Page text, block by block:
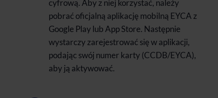
cyfrową. Aby z niej korzystać, należy
pobrać oficjalną aplikację mobilną EYCA z
Google Play lub App Store. Następnie
wystarczy zarejestrować się w aplikacji,
podając swój numer karty (CCDB/EYCA),
aby ją aktywować.